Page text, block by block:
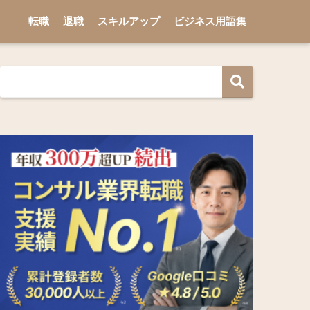
転職 退職 スキルアップ ビジネス用語集